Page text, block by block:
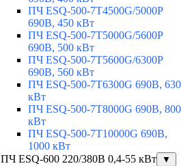
ПЧ ESQ-500-7T4500G/5000P
690В, 450 кВт
ПЧ ESQ-500-7T5000G/5600P
690В, 500 кВт
ПЧ ESQ-500-7T5600G/6300P
690В, 560 кВт
ПЧ ESQ-500-7T6300G 690В, 630
кВт
ПЧ ESQ-500-7T8000G 690В, 800
кВт
ПЧ ESQ-500-7T10000G 690В,
1000 кВт
ПЧ ESQ-600 220/380В 0,4-55 кВт
▼